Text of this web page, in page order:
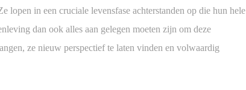
lopen in een cruciale levensfase achterstanden op die hun hele
dan ook alles aan gelegen moeten zijn om deze
ze nieuw perspectief te laten vinden en volwaardig